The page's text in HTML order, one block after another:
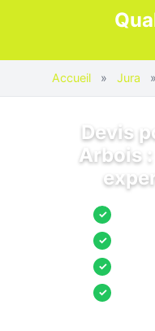
Accueil » Jura »
Devis
Arbois
✓
✓
✓
✓